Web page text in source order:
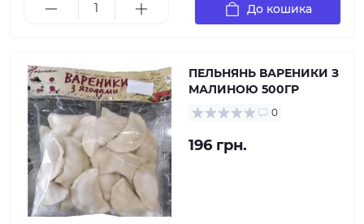
До кошика
ПЕЛЬНЯНЬ ВАРЕНИКИ З
МАЛИНОЮ 500ГР
0
196 грн.